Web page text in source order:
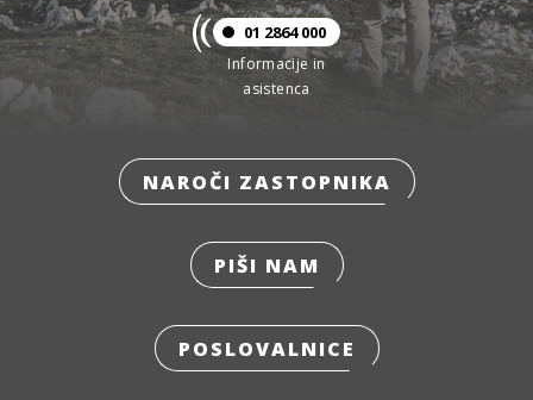
01 2864 000
Informacije in
asistenca
NAROČI ZASTOPNIKA
PIŠI NAM
POSLOVALNICE